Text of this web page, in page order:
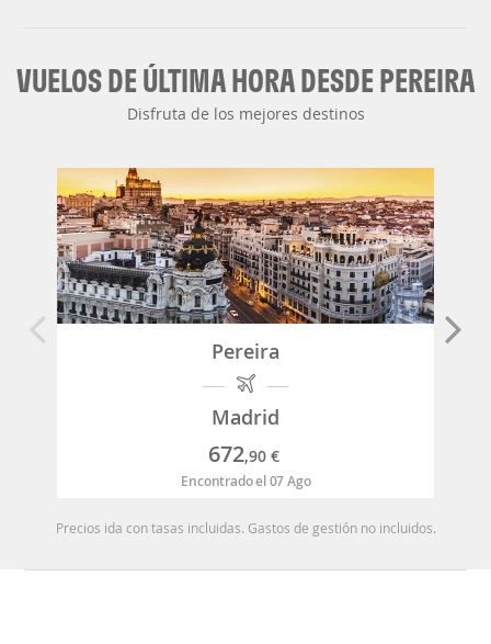
VUELOS DE ÚLTIMA HORA DESDE PEREIRA
Disfruta de los mejores destinos
Pereira
Madrid
672,90 €
Encontrado el 07 Ago
Precios ida con tasas incluidas. Gastos de gestión no incluidos.